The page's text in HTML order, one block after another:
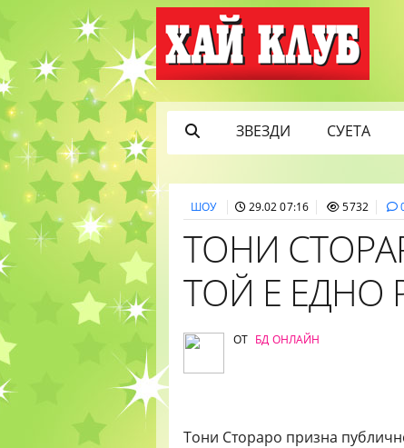
ЗВЕЗДИ СУЕТА
ШОУ 29.02 07:16 5732
ТОНИ
ТОЙ Е ЕДНО
ОТ БД ОНЛАЙН
Тони Стораро призна